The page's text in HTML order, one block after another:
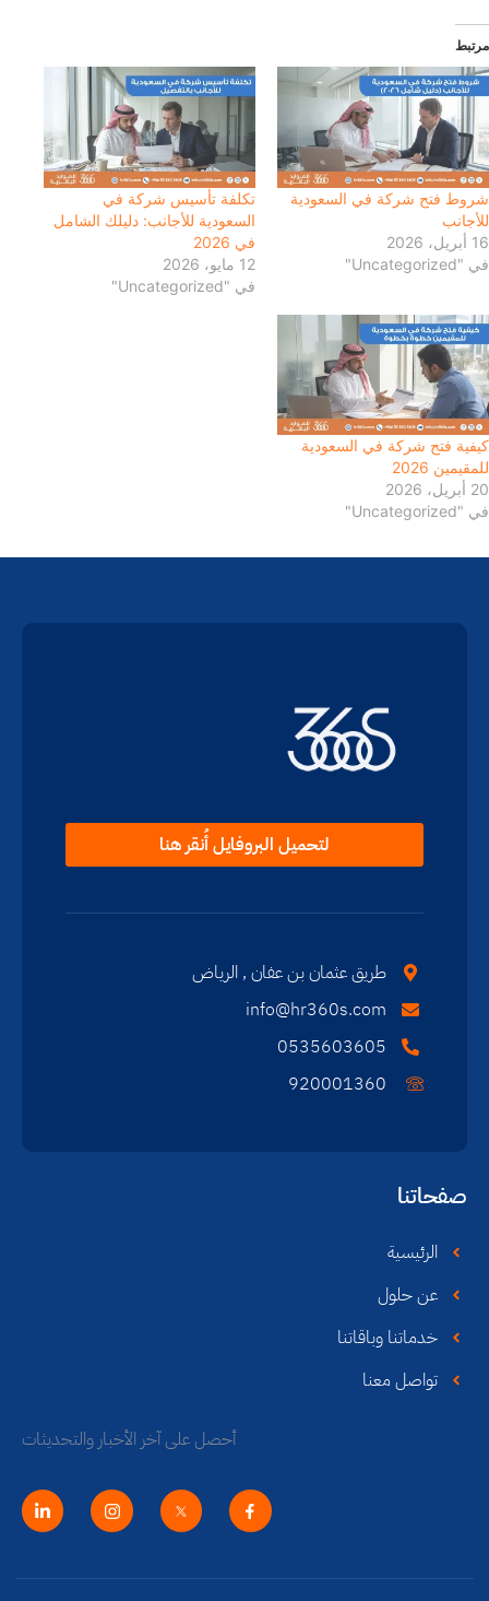
مرتبط
شروط فتح شركة في السعودية
للأجانب
16 أبريل، 2026
في "Uncategorized"
تكلفة تأسيس شركة في
السعودية للأجانب: دليلك الشامل
في 2026
12 مايو، 2026
في "Uncategorized"
كيفية فتح شركة في السعودية
للمقيمين 2026
20 أبريل، 2026
في "Uncategorized"
لتحميل البروفايل أُنقر هنا
طريق عثمان بن عفان , الرياض
info@hr360s.com
0535603605
920001360
صفحاتنا
الرئيسية
عن حلول
خدماتنا وباقاتنا
تواصل معنا
أحصل على آخر الأخبار والتحديثات